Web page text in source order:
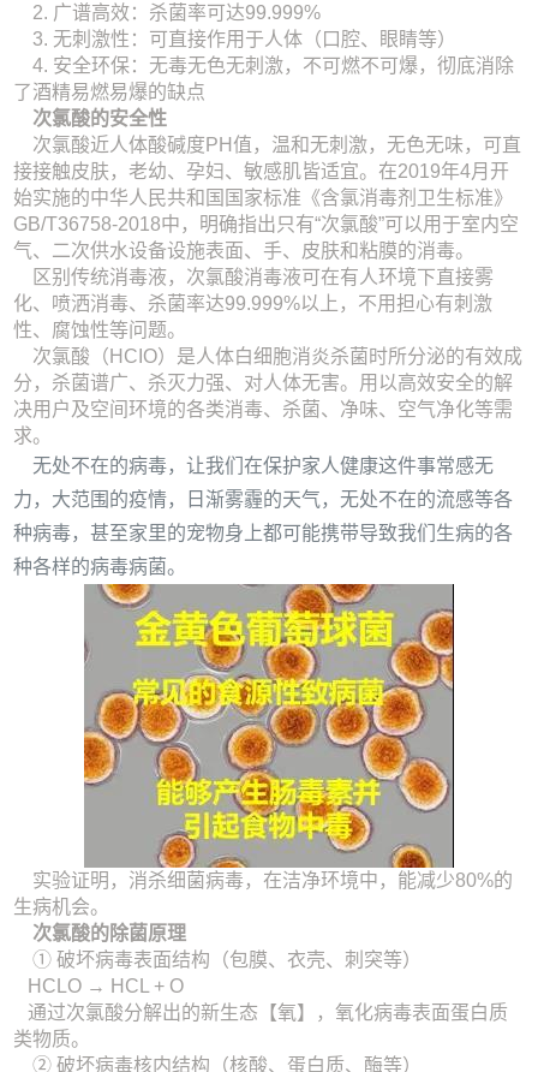
2. 广谱高效：杀菌率可达99.999%
3. 无刺激性：可直接作用于人体（口腔、眼睛等）
4. 安全环保：无毒无色无刺激，不可燃不可爆，彻底消除
了酒精易燃易爆的缺点
次氯酸的安全性
次氯酸近人体酸碱度PH值，温和无刺激，无色无味，可直
接接触皮肤，老幼、孕妇、敏感肌皆适宜。在2019年4月开
始实施的中华人民共和国国家标准《含氯消毒剂卫生标准》
GB/T36758-2018中，明确指出只有“次氯酸”可以用于室内空
气、二次供水设备设施表面、手、皮肤和粘膜的消毒。
区别传统消毒液，次氯酸消毒液可在有人环境下直接雾
化、喷洒消毒、杀菌率达99.999%以上，不用担心有刺激
性、腐蚀性等问题。
次氯酸（HCIO）是人体白细胞消炎杀菌时所分泌的有效成
分，杀菌谱广、杀灭力强、对人体无害。用以高效安全的解
决用户及空间环境的各类消毒、杀菌、净味、空气净化等需
求。
无处不在的病毒，让我们在保护家人健康这件事常感无
力，大范围的疫情，日渐雾霾的天气，无处不在的流感等各
种病毒，甚至家里的宠物身上都可能携带导致我们生病的各
种各样的病毒病菌。
实验证明，消杀细菌病毒，在洁净环境中，能减少80%的
生病机会。
次氯酸的除菌原理
① 破坏病毒表面结构（包膜、衣壳、刺突等）
HCLO → HCL + O
通过次氯酸分解出的新生态【氧】，氧化病毒表面蛋白质
类物质。
② 破坏病毒核内结构（核酸、蛋白质、酶等）